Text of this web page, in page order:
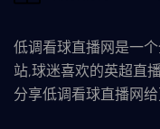
低调看球直播网是一
站,球迷喜欢的英超直
分享低调看球直播网